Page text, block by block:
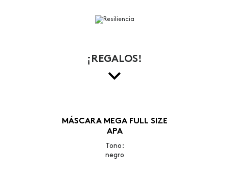
¡REGALOS!
MÁSCARA MEGA FULL SIZE
APA
Tono:
negro